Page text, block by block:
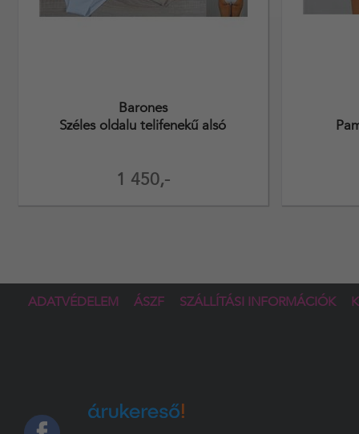
1 450,-
Barones
Széles oldalu telifenekű alsó
ADATVÉDELEM ÁSZF SZÁLLÍTÁSI INFORMÁCIÓK